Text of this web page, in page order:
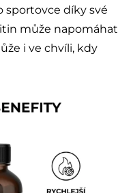
sportovce díky své
může napomáhat
i ve chvíli, kdy